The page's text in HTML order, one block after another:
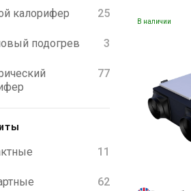
калорифер 25
подогрев 3
77
11
62
В наличии